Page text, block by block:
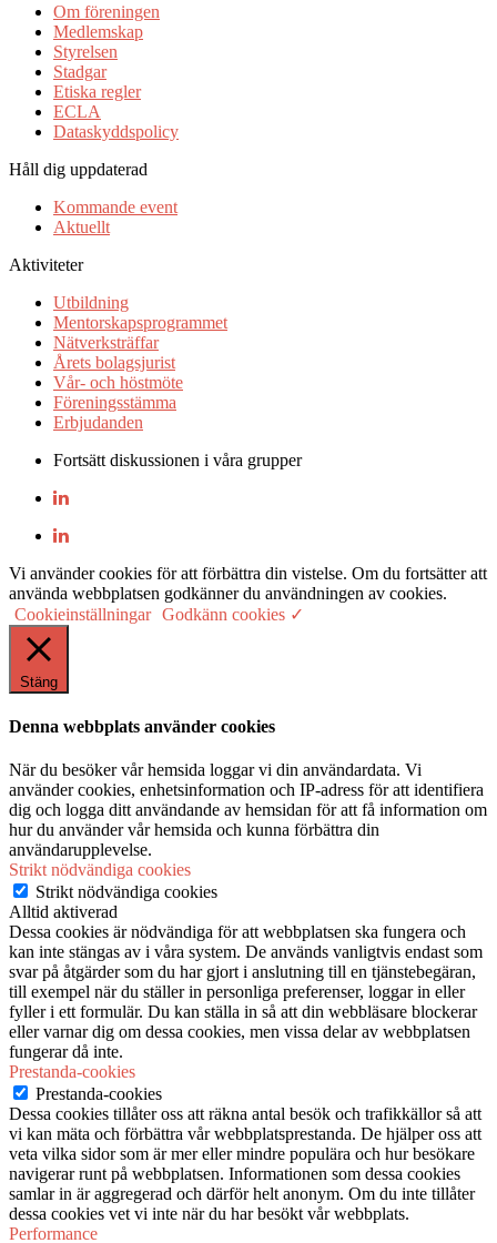
Om föreningen
Medlemskap
Styrelsen
Stadgar
Etiska regler
ECLA
Dataskyddspolicy
Håll dig uppdaterad
Kommande event
Aktuellt
Aktiviteter
Utbildning
Mentorskapsprogrammet
Nätverksträffar
Årets bolagsjurist
Vår- och höstmöte
Föreningsstämma
Erbjudanden
Fortsätt diskussionen i våra grupper
Vi använder cookies för att förbättra din vistelse. Om du fortsätter att
använda webbplatsen godkänner du användningen av cookies.
Cookieinställningar Godkänn cookies ✓
Stäng
Denna webbplats använder cookies
När du besöker vår hemsida loggar vi din användardata. Vi
använder cookies, enhetsinformation och IP-adress för att identifiera
dig och logga ditt användande av hemsidan för att få information om
hur du använder vår hemsida och kunna förbättra din
användarupplevelse.
Strikt nödvändiga cookies
Strikt nödvändiga cookies
Alltid aktiverad
Dessa cookies är nödvändiga för att webbplatsen ska fungera och
kan inte stängas av i våra system. De används vanligtvis endast som
svar på åtgärder som du har gjort i anslutning till en tjänstebegäran,
till exempel när du ställer in personliga preferenser, loggar in eller
fyller i ett formulär. Du kan ställa in så att din webbläsare blockerar
eller varnar dig om dessa cookies, men vissa delar av webbplatsen
fungerar då inte.
Prestanda-cookies
Prestanda-cookies
Dessa cookies tillåter oss att räkna antal besök och trafikkällor så att
vi kan mäta och förbättra vår webbplatsprestanda. De hjälper oss att
veta vilka sidor som är mer eller mindre populära och hur besökare
navigerar runt på webbplatsen. Informationen som dessa cookies
samlar in är aggregerad och därför helt anonym. Om du inte tillåter
dessa cookies vet vi inte när du har besökt vår webbplats.
Performance